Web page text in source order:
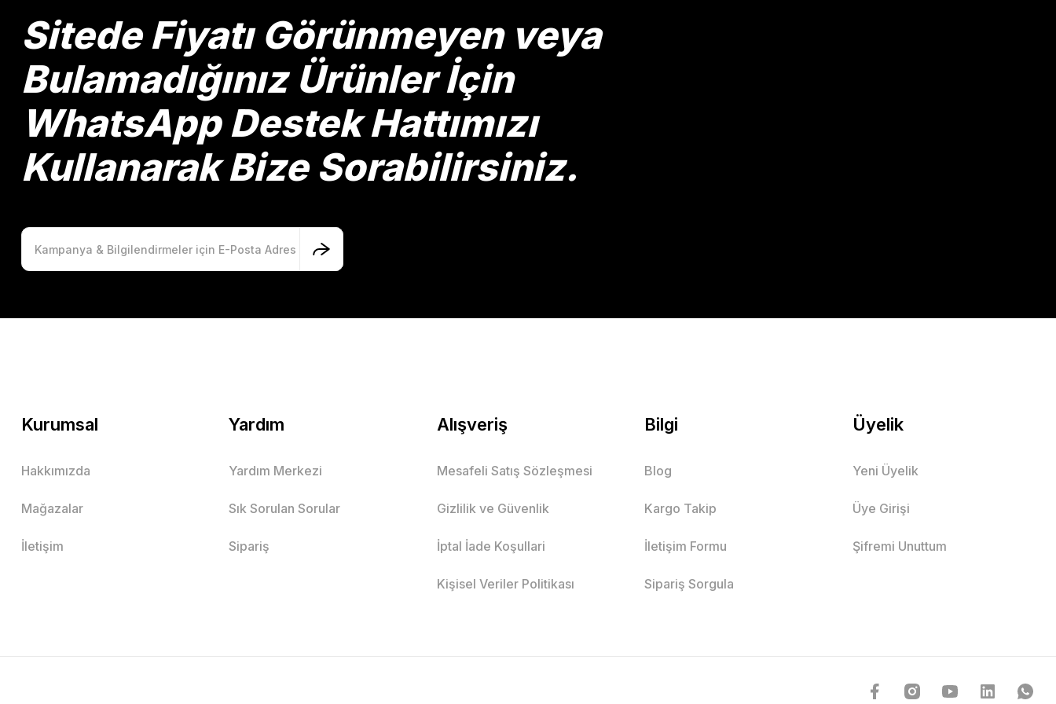
Ürün fiyatı diğer sitelerden daha pahalı.
Bu ürüne benzer farklı alternatifler olmalı.
Gönder
Sitede Fiyatı Görünmeyen veya
Bulamadığınız Ürünler İçin
WhatsApp Destek Hattımızı
Kullanarak Bize Sorabilirsiniz.
Kurumsal
Hakkımızda
Mağazalar
İletişim
Yardım
Yardım Merkezi
Sık Sorulan Sorular
Sipariş
Alışveriş
Mesafeli Satış Sözleşmesi
Gizlilik ve Güvenlik
İptal İade Koşullari
Kişisel Veriler Politikası
Bilgi
Blog
Kargo Takip
İletişim Formu
Sipariş Sorgula
Üyelik
Yeni Üyelik
Üye Girişi
Şifremi Unuttum